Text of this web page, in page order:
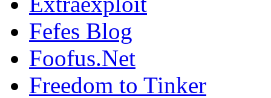
Fefes Blog
Foofus.Net
Freedom to Tinker